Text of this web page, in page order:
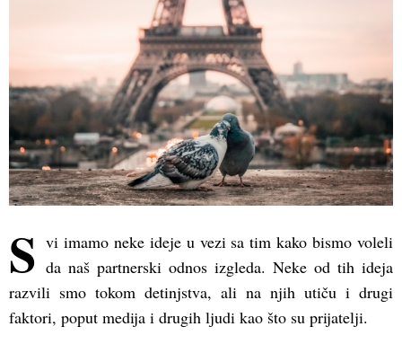
S vi imamo neke ideje u vezi sa tim kako bismo voleli
da naš partnerski odnos izgleda. Neke od tih ideja
razvili smo tokom detinjstva, ali na njih utiču i drugi
faktori, poput medija i drugih ljudi kao što su prijatelji.